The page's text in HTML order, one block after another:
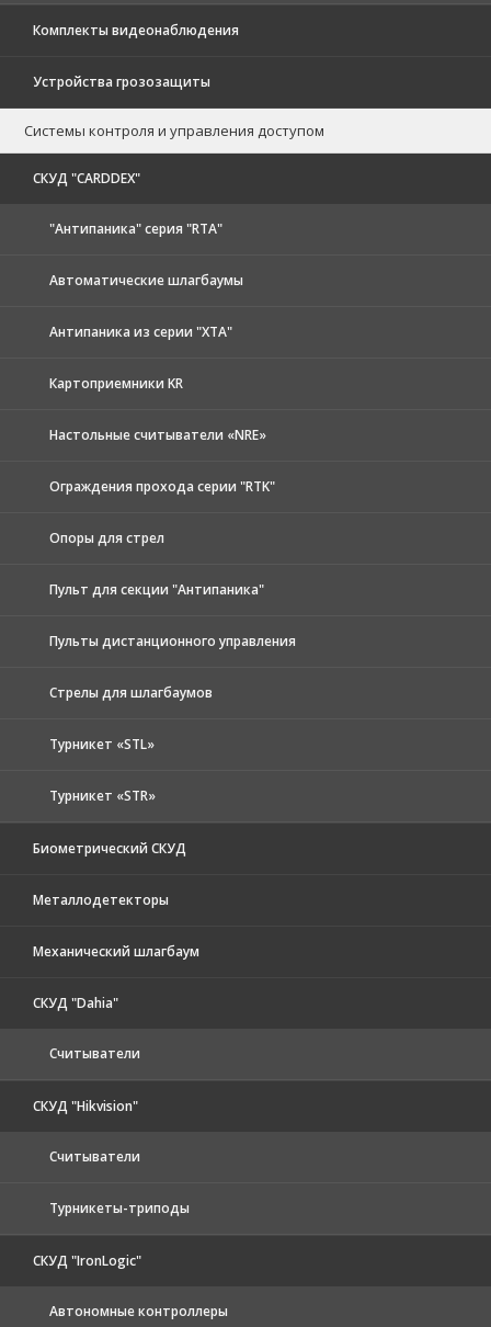
Комплекты видеонаблюдения
Устройства грозозащиты
Системы контроля и управления доступом
CКУД "CARDDEX"
"Антипаника" серия "RTA"
Автоматические шлагбаумы
Антипаника из серии "XTA"
Картоприемники KR
Настольные считыватели «NRE»
Ограждения прохода серии "RTK"
Опоры для стрел
Пульт для секции "Антипаника"
Пульты дистанционного управления
Стрелы для шлагбаумов
Турникет «STL»
Турникет «STR»
Биометрический СКУД
Металлодетекторы
Механический шлагбаум
СКУД "Dahia"
Считыватели
СКУД "Hikvision"
Считыватели
Турникеты-триподы
СКУД "IronLogic"
Автономные контроллеры